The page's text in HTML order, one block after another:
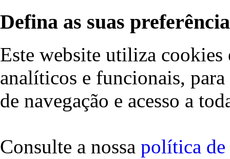
Defina as suas
Este website utiliza cookies
analíticos e funcionais,
de navegação e acesso a
Consulte a nossa política de